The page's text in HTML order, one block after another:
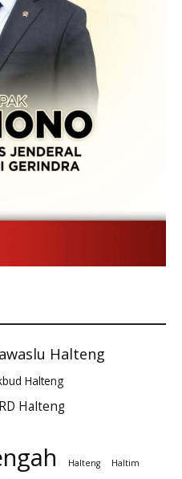
Halteng
Halteng
Halteng
Halteng Haltim